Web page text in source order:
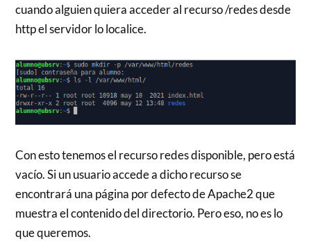
cuando alguien quiera acceder al recurso /redes desde
http el servidor lo localice.
Con esto tenemos el recurso redes disponible, pero está
vacío. Si un usuario accede a dicho recurso se
encontrará una página por defecto de Apache2 que
muestra el contenido del directorio. Pero eso, no es lo
que queremos.